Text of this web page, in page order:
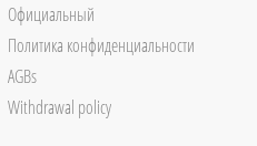
Официальный
Политика конфиденциальности
AGBs
Withdrawal policy